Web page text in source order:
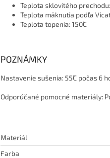
Teplota sklovitého prechodu:
Teplota mäknutia podľa
Teplota topenia: 150˚C
POZNÁMKY
Nastavenie sušenia: 55˚C počas 6
Odporúčané pomocné materiály:
Materiál
Farba